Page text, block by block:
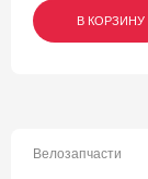
В КОРЗИНУ
В КОРЗИНУ
В КОРЗИНУ
Велозапчасти